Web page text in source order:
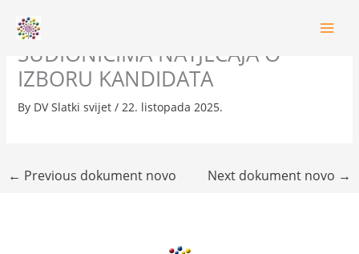
content
OBAVIJEST KANDIDATIMA
SUDIONICIMA NATJEČAJA O
IZBORU KANDIDATA
By DV Slatki svijet / 22. listopada 2025.
← Previous dokument novo Next dokument novo →